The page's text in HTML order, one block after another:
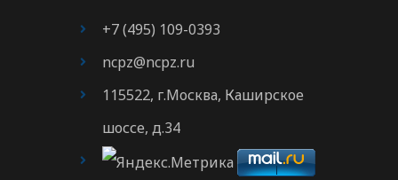
+7 (495) 109-0393
ncpz@ncpz.ru
115522, г.Москва, Каширское
шоссе, д.34